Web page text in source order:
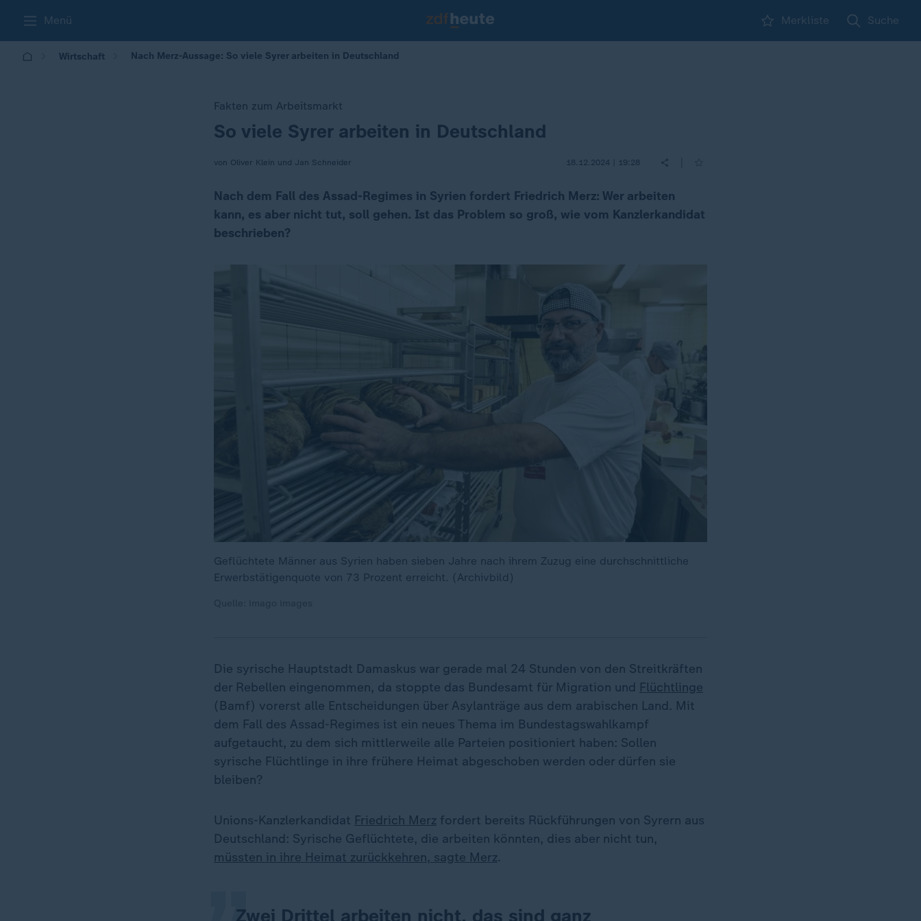
Menü Merkliste Suche
Wirtschaft Nach Merz-Aussage: So viele Syrer arbeiten in Deutschland
Fakten zum Arbeitsmarkt
:
So viele Syrer arbeiten in Deutschland
von Oliver Klein und Jan Schneider 18.12.2024 | 19:28
Nach dem Fall des Assad-Regimes in Syrien fordert Friedrich Merz: Wer arbeiten
kann, es aber nicht tut, soll gehen. Ist das Problem so groß, wie vom Kanzlerkandidat
beschrieben?
Geflüchtete Männer aus Syrien haben sieben Jahre nach ihrem Zuzug eine durchschnittliche
Erwerbstätigenquote von 73 Prozent erreicht. (Archivbild)
Die syrische Hauptstadt Damaskus war gerade mal 24 Stunden von den Streitkräften
der Rebellen eingenommen, da stoppte das Bundesamt für Migration und Flüchtlinge
(Bamf) vorerst alle Entscheidungen über Asylanträge aus dem arabischen Land. Mit
dem Fall des Assad-Regimes ist ein neues Thema im Bundestagswahlkampf
aufgetaucht, zu dem sich mittlerweile alle Parteien positioniert haben: Sollen
syrische Flüchtlinge in ihre frühere Heimat abgeschoben werden oder dürfen sie
bleiben?
Unions-Kanzlerkandidat Friedrich Merz fordert bereits Rückführungen von Syrern aus
Deutschland: Syrische Geflüchtete, die arbeiten könnten, dies aber nicht tun,
müssten in ihre Heimat zurückkehren, sagte Merz.
Zwei Drittel arbeiten nicht, das sind ganz
„